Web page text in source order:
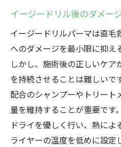
イージードリル後のダメー
イージードリルパーマは直毛
へのダメージを最小限に抑え
しかし、施術後の正しいケア
を持続させることは難しいで
配合のシャンプーやトリー
量を維持することが重要です
ドライを優しく行い、熱に
ライヤーの温度を低めに設定